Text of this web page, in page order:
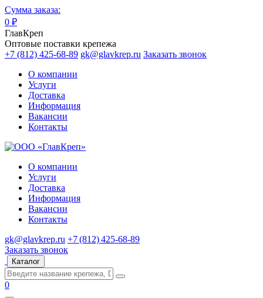
Сумма заказа:
0 ₽
ГлавКреп
Оптовые поставки крепежа
+7 (812) 425-68-89 gk@glavkrep.ru Заказать звонок
О компании
Услуги
Доставка
Информация
Вакансии
Контакты
О компании
Услуги
Доставка
Информация
Вакансии
Контакты
gk@glavkrep.ru +7 (812) 425-68-89
Заказать звонок
Каталог
0